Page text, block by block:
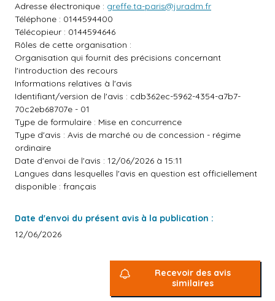
Adresse électronique : greffe.ta-paris@juradm.fr
Téléphone : 0144594400
Télécopieur : 0144594646
Rôles de cette organisation :
Organisation qui fournit des précisions concernant
l'introduction des recours
Informations relatives à l'avis
Identifiant/version de l'avis : cdb362ec-5962-4354-a7b7-
70c2eb68707e - 01
Type de formulaire : Mise en concurrence
Type d'avis : Avis de marché ou de concession - régime
ordinaire
Date d'envoi de l'avis : 12/06/2026 à 15:11
Langues dans lesquelles l'avis en question est officiellement
disponible : français
Date d'envoi du présent avis à la publication :
12/06/2026
Recevoir des avis
similaires